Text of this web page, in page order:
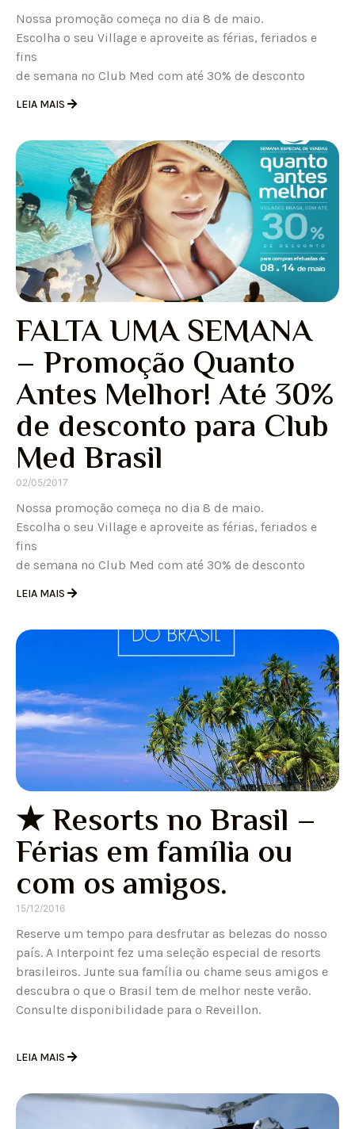
Nossa promoção começa no dia 8 de maio.
Escolha o seu Village e aproveite as férias, feriados e
fins
de semana no Club Med com até 30% de desconto
LEIA MAIS
FALTA UMA SEMANA
– Promoção Quanto
Antes Melhor! Até 30%
de desconto para Club
Med Brasil
02/05/2017
Nossa promoção começa no dia 8 de maio.
Escolha o seu Village e aproveite as férias, feriados e
fins
de semana no Club Med com até 30% de desconto
LEIA MAIS
★ Resorts no Brasil –
Férias em família ou
com os amigos.
15/12/2016
Reserve um tempo para desfrutar as belezas do nosso
país. A Interpoint fez uma seleção especial de resorts
brasileiros. Junte sua família ou chame seus amigos e
descubra o que o Brasil tem de melhor neste verão.
Consulte disponibilidade para o Reveillon.
LEIA MAIS